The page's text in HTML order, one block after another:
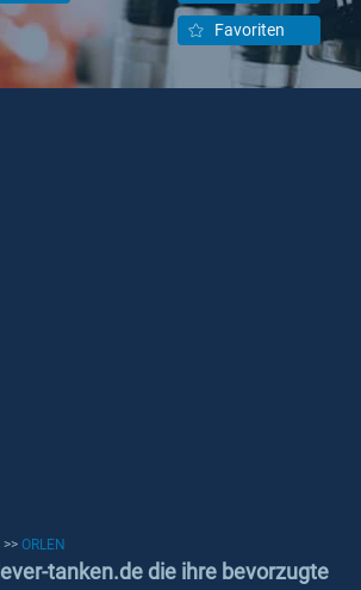
Favoriten
>> ORLEN
tanken.de die ihre bevorzugte